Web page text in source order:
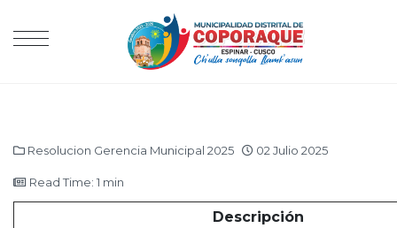
Resolucion Gerencia Municipal 2025 02 Julio 2025
Read Time: 1 min
Descripción